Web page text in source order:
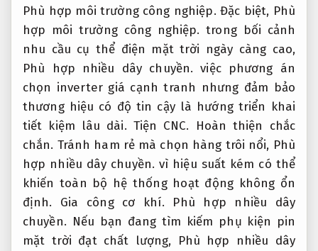
Phù hợp môi trường công nghiệp. Đặc biệt, Phù
hợp môi trường công nghiệp. trong bối cảnh
nhu cầu cụ thể điện mặt trời ngày càng cao,
Phù hợp nhiều dây chuyền. việc phương án
chọn inverter giá cạnh tranh nhưng đảm bảo
thương hiệu có độ tin cậy là hướng triển khai
tiết kiệm lâu dài. Tiện CNC.
Hoàn thiện chắc
chắn. Tránh ham rẻ mà chọn hàng trôi nổi, Phù
hợp nhiều dây chuyền. vì hiệu suất kém có thể
khiến toàn bộ hệ thống hoạt động không ổn
định. Gia công cơ khí.
Phù hợp nhiều dây
chuyền. Nếu bạn đang tìm kiếm phụ kiện pin
mặt trời đạt chất lượng,
Phù hợp nhiều dây